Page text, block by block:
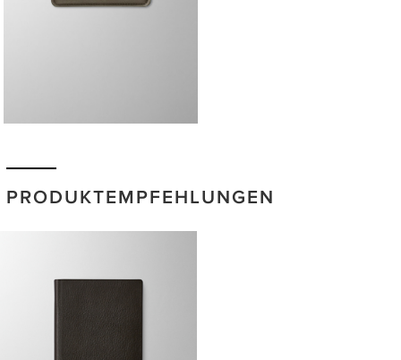
PRODUKTEMPFEHLUNGEN